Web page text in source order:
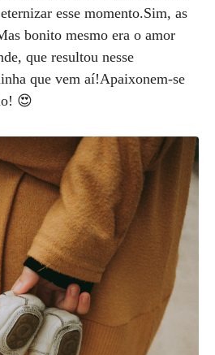
esse momento.Sim, as
bonito mesmo era o amor
que resultou nesse
que vem aí!Apaixonem-se
😍